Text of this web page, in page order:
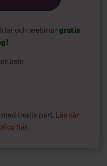
och webinargratis
tredje part. Läs vår
här.